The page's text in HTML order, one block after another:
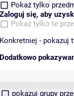
Pokaż tylko
Zaloguj się, aby
Pokaż tylko te
Konkretniej - pokazuj
Dodatkowo
pokazuj grupy